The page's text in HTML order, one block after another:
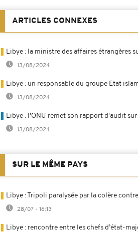
ARTICLES CONNEXES
Libye : la ministre des affaires étrangères
13/08/2024
Libye : un responsable du groupe Etat
13/08/2024
Libye : l'ONU remet son rapport d'audit
13/08/2024
SUR LE MÊME PAYS
Libye : Tripoli paralysée par la colère
28/07 - 16:13
Libye : rencontre entre les chefs d’état-